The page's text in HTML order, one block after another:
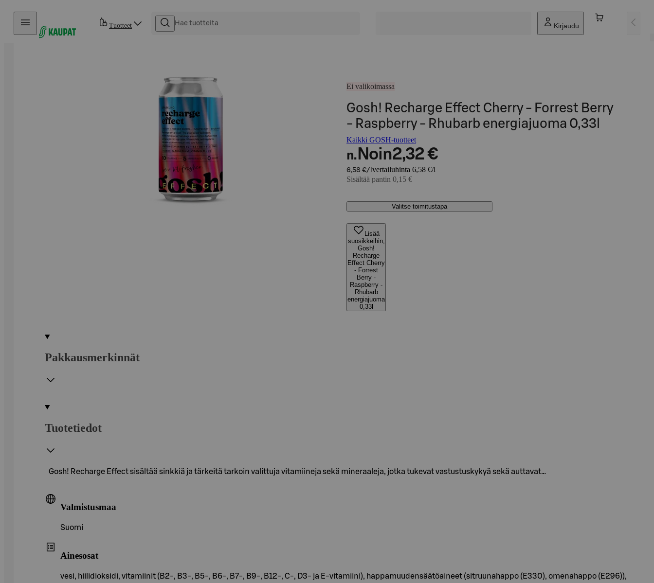
Hyppää sisältöön
Tuotteet Kirjaudu
Ei valikoimassa
Gosh! Recharge Effect Cherry - Forrest Berry
- Raspberry - Rhubarb energiajuoma 0,33l
Kaikki GOSH-tuotteet
n. Noin2,32 €
6,58 €/l vertailuhinta 6,58 €/l
Sisältää pantin 0,15 €
Valitse toimitustapa
Lisää
suosikkeihin,
Gosh!
Recharge
Effect Cherry
- Forrest
Berry -
Raspberry -
Rhubarb
energiajuoma
0,33l
Pakkausmerkinnät
Tuotetiedot
Gosh! Recharge Effect sisältää sinkkiä ja tärkeitä tarkoin valittuja vitamiineja sekä mineraaleja, jotka tukevat vastustuskykyä sekä auttavat…
Valmistusmaa
Suomi
Ainesosat
vesi, hiilidioksidi, vitamiinit (B2-, B3-, B5-, B6-, B7-, B9-, B12-, C-, D3- ja E-vitamiini), happamuudensäätöaineet (sitruunahappo (E330), omenahappo (E296)),